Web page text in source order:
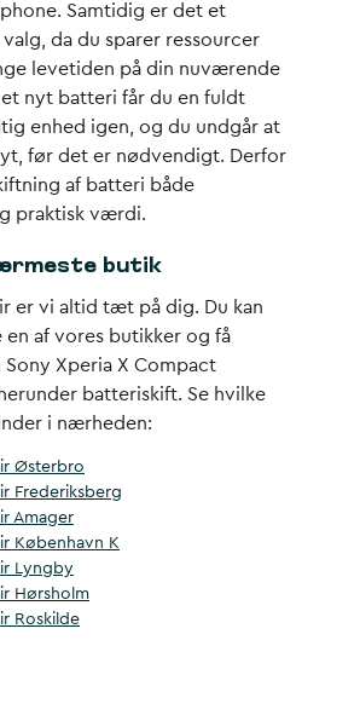
Samtidig er det et
da du sparer ressourcer
levetiden på din nuværende
nyt batteri får du en fuldt
enhed igen, og du undgår at
før det er nødvendigt. Derfor
af batteri både
praktisk værdi.
butik
er vi altid tæt på dig. Du kan
en af vores butikker og få
Xperia X Compact
batteriskift. Se hvilke
i nærheden:
Østerbro
Frederiksberg
Amager
København K
Lyngby
Hørsholm
Roskilde